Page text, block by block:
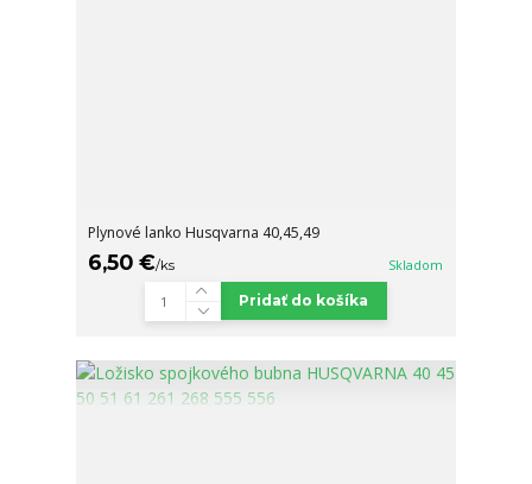
Plynové lanko Husqvarna 40,45,49
6,50 €/ks Skladom
Pridať do košíka